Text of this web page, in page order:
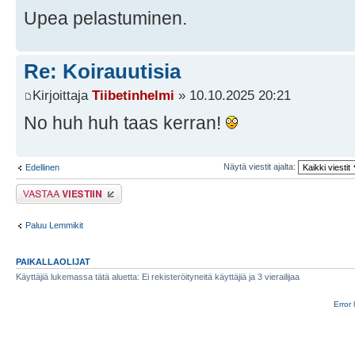
Upea pelastuminen.
Re: Koirauutisia
Kirjoittaja Tiibetinhelmi » 10.10.2025 20:21
No huh huh taas kerran!
Edellinen Näytä viestit ajalta:
Lähetä vastaus
Paluu Lemmikit
PAIKALLAOLIJAT
Käyttäjiä lukemassa tätä aluetta: Ei rekisteröityneitä käyttäjiä ja 3 vierailijaa
Error